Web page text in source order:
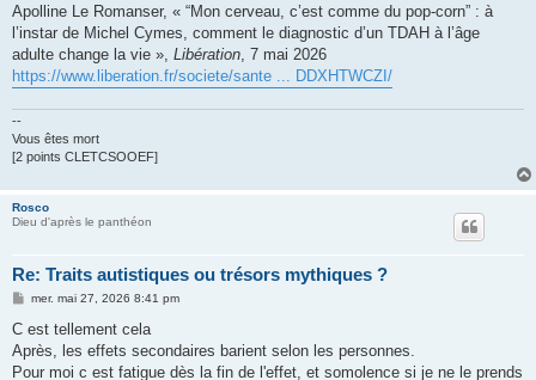
Apolline Le Romanser, « “Mon cerveau, c’est comme du pop-corn” : à
l’instar de Michel Cymes, comment le diagnostic d’un TDAH à l’âge
adulte change la vie », Libération , 7 mai 2026
https://www.liberation.fr/societe/sante ... DDXHTWCZI/
--
Vous êtes mort
[2 points CLETCSOOEF]
Rosco
Dieu d'après le panthéon
Re: Traits autistiques ou trésors mythiques ?
M
s
a
g
mer. mai 27, 2026 8:41 pm
C est tellement cela
Après, les effets secondaires barient selon les personnes.
Pour moi c est fatigue dès la fin de l'effet, et somolence si je ne le prends